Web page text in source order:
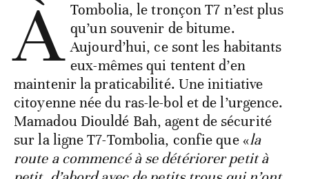
À Tombolia, le tronçon T7 n’est plus
qu’un souvenir de bitume.
Aujourd’hui, ce sont les habitants
eux-mêmes qui tentent d’en
maintenir la praticabilité. Une initiative
citoyenne née du ras-le-bol et de l’urgence.
Mamadou Diouldé Bah, agent de sécurité
sur la ligne T7-Tombolia, confie que «la
route a commencé à se détériorer petit à